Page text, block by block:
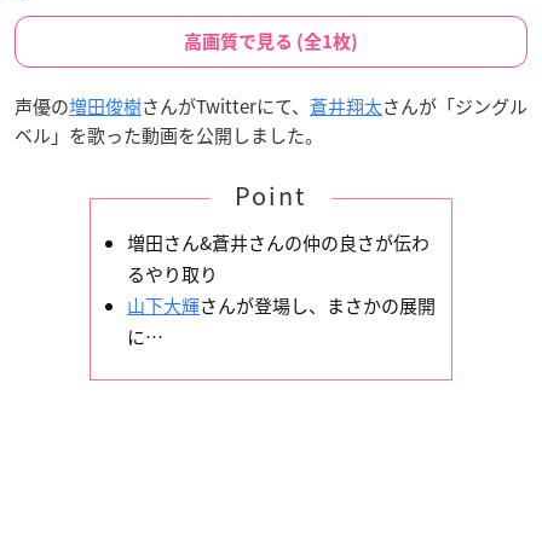
高画質で見る (全1枚)
声優の増田俊樹さんがTwitterにて、 蒼井翔太さんが「ジングル
ベル」を歌った動画を公開しました。
Point
増田さん&蒼井さんの仲の良さが伝わ
るやり取り
山下大輝さんが登場し、まさかの展開
に…